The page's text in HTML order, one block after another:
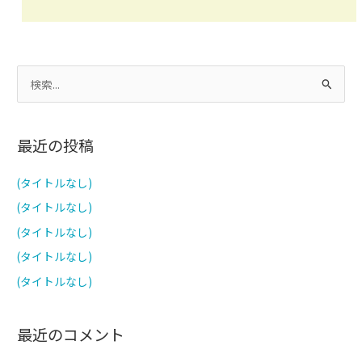
索
象
最近の投稿
(タイトルなし)
(タイトルなし)
(タイトルなし)
(タイトルなし)
(タイトルなし)
最近のコメント